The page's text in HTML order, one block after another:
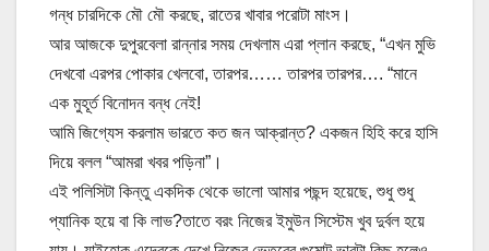
গন্ধ চারদিকে মৌ মৌ করছে, রাতের খাবার পরোটা মাংস।
আর আজকে দুপুরবেলা রান্নার সময় দেখলাম এরা প্লান করছে, “এখন মুভি
দেখবো এরপর পোকার খেলবো, তারপর…… তারপর তারপর…. “মানে
এক মুহূর্ত বিনোদন বন্ধ নেই!
আমি জিগ্যেস করলাম ভারতে কত জন আক্রান্ত? একজন হিহি করে হাসি
দিয়ে বলল “আমরা খবর পড়িনা”।
এই পলিসিটা কিন্তু একদিক থেকে ভালো আমার পছন্দ হয়েছে, শুধু শুধু
প্যানিক হয়ে বা কি লাভ?তাতে বরং নিজের ইমুউন সিস্টেম খুব দুর্বল হয়ে